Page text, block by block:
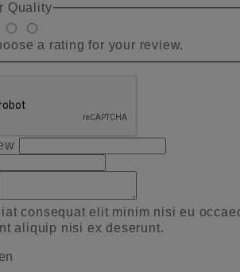
Quality
a rating for your review.
consequat elit minim nisi eu
aliquip nisi ex deserunt.